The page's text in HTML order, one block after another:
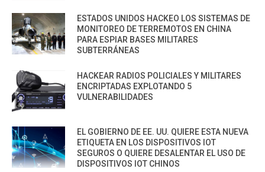
ESTADOS UNIDOS HACKEO LOS SISTEMAS DE
MONITOREO DE TERREMOTOS EN CHINA
PARA ESPIAR BASES MILITARES
SUBTERRÁNEAS
HACKEAR RADIOS POLICIALES Y MILITARES
ENCRIPTADAS EXPLOTANDO 5
VULNERABILIDADES
EL GOBIERNO DE EE. UU. QUIERE ESTA NUEVA
ETIQUETA EN LOS DISPOSITIVOS IOT
SEGUROS O QUIERE DESALENTAR EL USO DE
DISPOSITIVOS IOT CHINOS